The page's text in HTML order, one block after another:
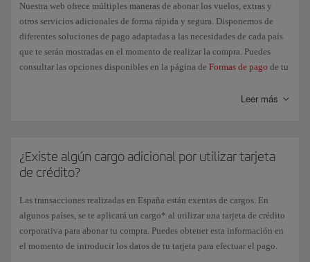
Nuestra web ofrece múltiples maneras de abonar los vuelos, extras y
otros servicios adicionales de forma rápida y segura. Disponemos de
diferentes soluciones de pago adaptadas a las necesidades de cada país
que te serán mostradas en el momento de realizar la compra. Puedes
consultar las opciones disponibles en la página de Formas de pago de tu
Leer más
¿Existe algún cargo adicional por utilizar tarjeta
de crédito?
Las transacciones realizadas en España están exentas de cargos. En
algunos países, se te aplicará un cargo* al utilizar una tarjeta de crédito
corporativa para abonar tu compra. Puedes obtener esta información en
el momento de introducir los datos de tu tarjeta para efectuar el pago.